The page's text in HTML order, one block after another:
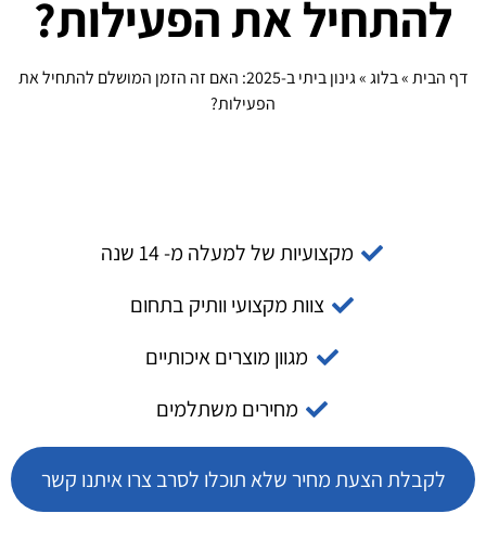
להתחיל את הפעילות?
דף הבית»בלוג»
גינון ביתי ב-2025: האם זה הזמן המושלם להתחיל את
הפעילות?
מקצועיות של למעלה מ- 14 שנה
צוות מקצועי וותיק בתחום
מגוון מוצרים איכותיים
מחירים משתלמים
לקבלת הצעת מחיר שלא תוכלו לסרב צרו איתנו קשר